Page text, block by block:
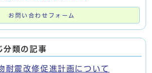
お問い合わせフォーム
分類の記事
耐震改修促進計画について